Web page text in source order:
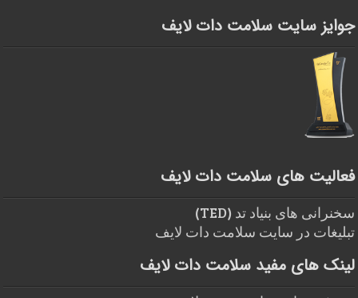
جوایز سایت سلامت دات لایف
فعالیت های سلامت دات لایف
سخنرانی های بنیاد تد (TED)
تبلیغات در سایت سلامت دات لایف
لینک های مفید سلامت دات لایف